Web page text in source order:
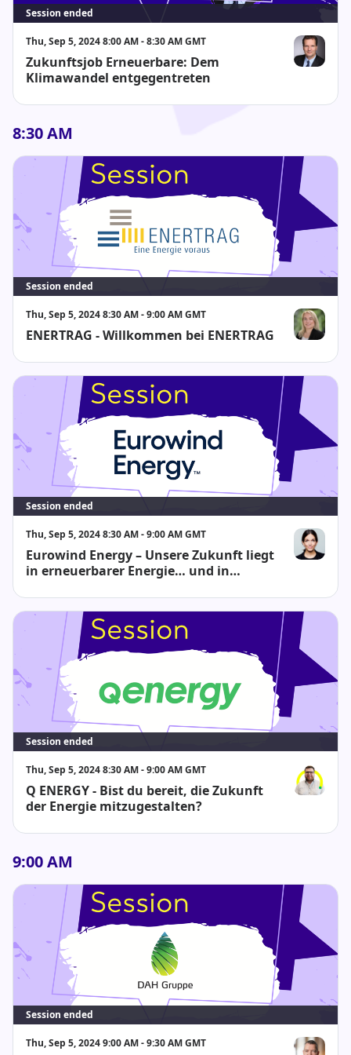
Session ended
Thu, Sep 5, 2024 8:00 AM - 8:30 AM GMT
Zukunftsjob Erneuerbare: Dem
Klimawandel entgegentreten
Prof. Dr.
8:30 AM
Session ended
Thu, Sep 5, 2024 8:30 AM - 9:00 AM GMT
ENERTRAG - Willkommen bei ENERTRAG Maret
Session ended
Thu, Sep 5, 2024 8:30 AM - 9:00 AM GMT
Eurowind Energy – Unsere Zukunft liegt
in erneuerbarer Energie… und in
Rebecca
Session ended
Thu, Sep 5, 2024 8:30 AM - 9:00 AM GMT
Q ENERGY - Bist du bereit, die Zukunft
der Energie mitzugestalten?
Florian
9:00 AM
Session ended
Thu, Sep 5, 2024 9:00 AM - 9:30 AM GMT